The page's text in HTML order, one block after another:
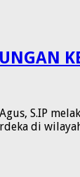
S.IP
di